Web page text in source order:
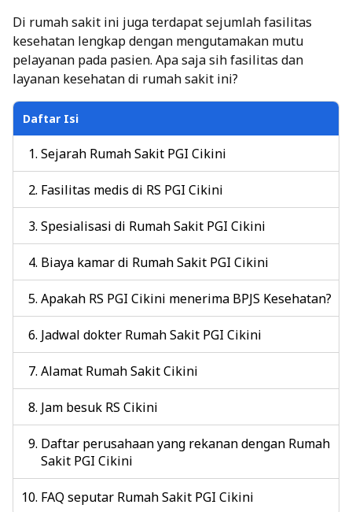
Di rumah sakit ini juga terdapat sejumlah fasilitas
kesehatan lengkap dengan mengutamakan mutu
pelayanan pada pasien. Apa saja sih fasilitas dan
layanan kesehatan di rumah sakit ini?
Daftar Isi
Sejarah Rumah Sakit PGI Cikini
Fasilitas medis di RS PGI Cikini
Spesialisasi di Rumah Sakit PGI Cikini
Biaya kamar di Rumah Sakit PGI Cikini
Apakah RS PGI Cikini menerima BPJS Kesehatan?
Jadwal dokter Rumah Sakit PGI Cikini
Alamat Rumah Sakit Cikini
Jam besuk RS Cikini
Daftar perusahaan yang rekanan dengan Rumah
Sakit PGI Cikini
FAQ seputar Rumah Sakit PGI Cikini